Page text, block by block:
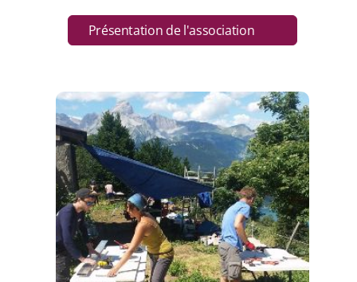
Présentation de l'association